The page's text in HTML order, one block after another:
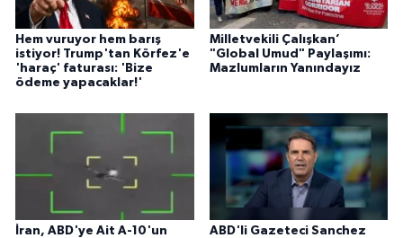
Hem vuruyor hem barış
istiyor! Trump'tan Körfez'e
'haraç' faturası: 'Bize
ödeme yapacaklar!'
Milletvekili Çalışkan’
"Global Umud" Paylaşımı:
Mazlumların Yanındayız
İran, ABD'ye Ait A-10'un
ABD'li Gazeteci Sanchez